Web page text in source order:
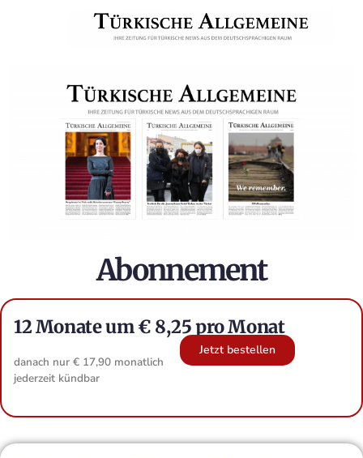
Abonnement
12 Monate um € 8,25 pro Monat
danach nur € 17,90 monatlich
jederzeit kündbar
Jetzt bestellen